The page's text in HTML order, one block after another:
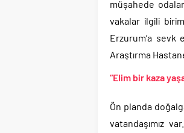
müşahede
vakalar ilgili
Erzurum’a sevk
Araştırma
“Elim bir kaza
Ön planda
vatandaşımız